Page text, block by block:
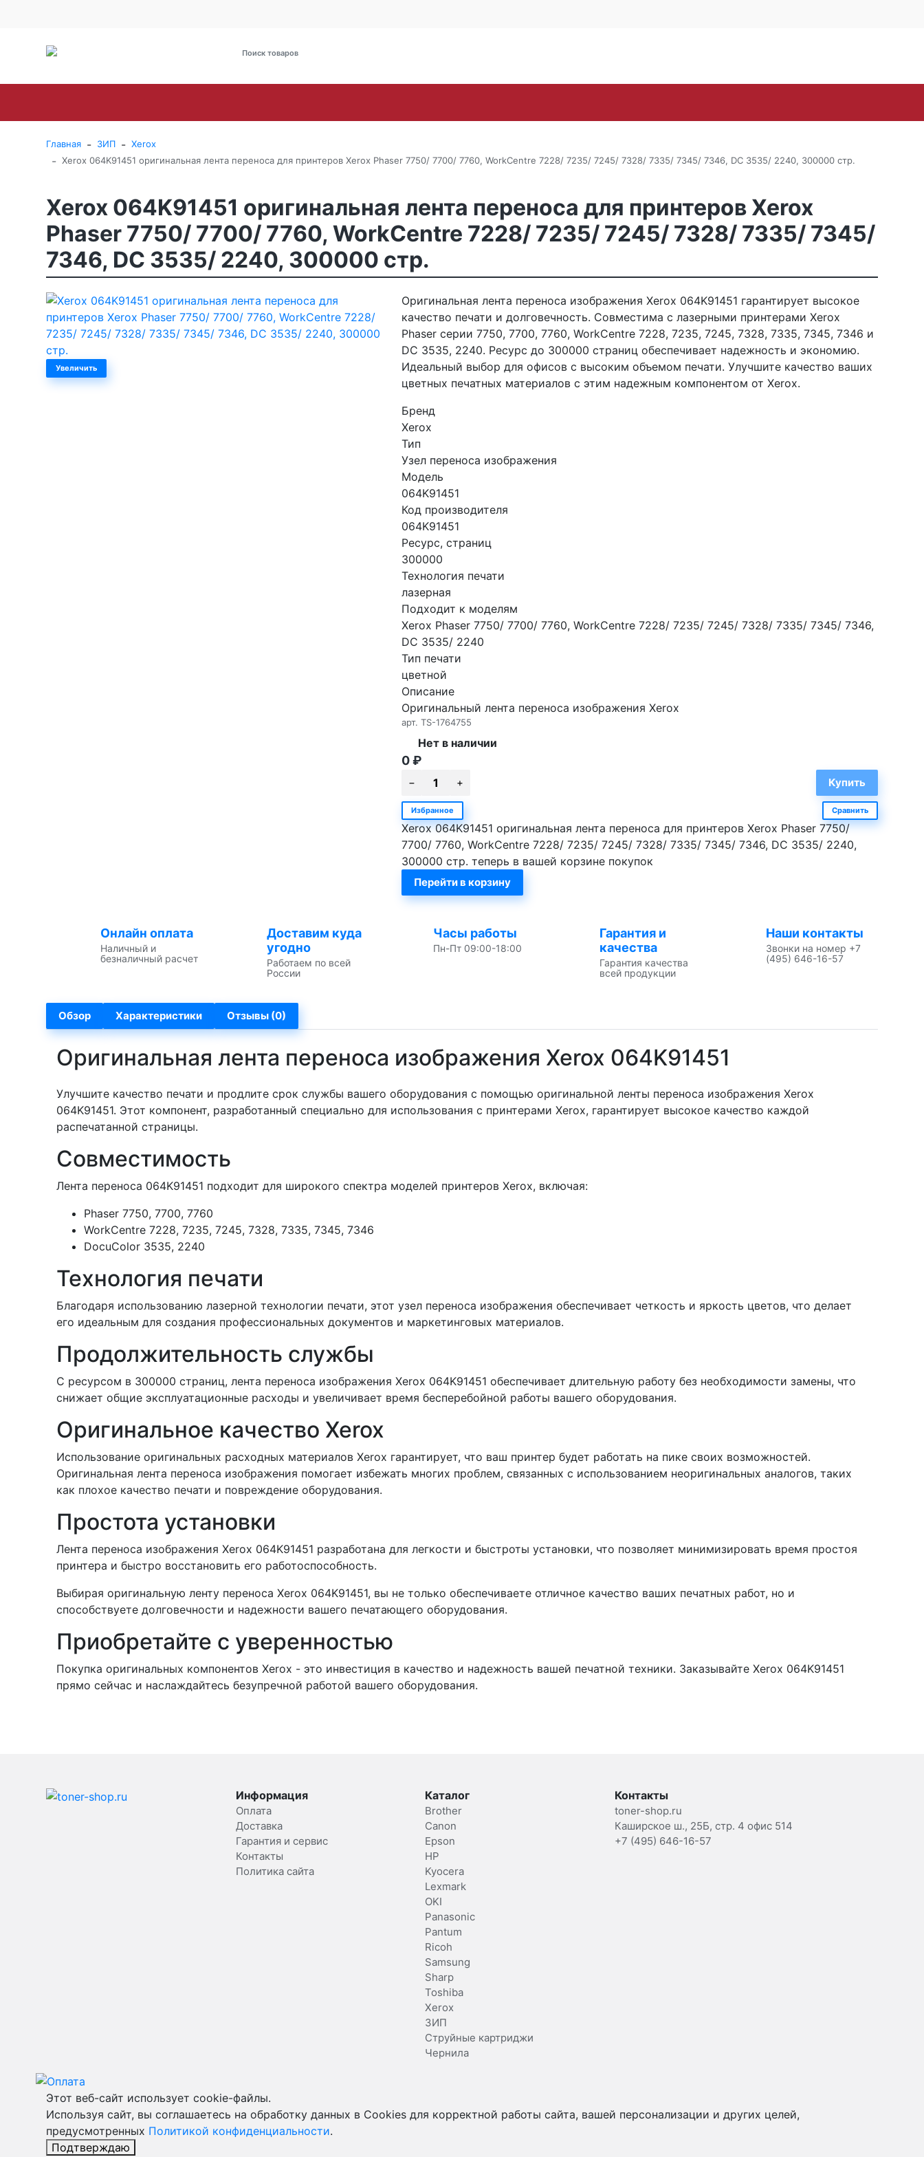
Главная - ЗИП - Xerox
- Xerox 064K91451 оригинальная лента переноса для принтеров Xerox Phaser 7750/ 7700/ 7760, WorkCentre 7228/ 7235/ 7245/ 7328/ 7335/ 7345/ 7346, DC 3535/ 2240, 300000 стр.
Xerox 064K91451 оригинальная лента переноса для принтеров Xerox
Phaser 7750/ 7700/ 7760, WorkCentre 7228/ 7235/ 7245/ 7328/ 7335/ 7345/
7346, DC 3535/ 2240, 300000 стр.
Увеличить
Оригинальная лента переноса изображения Xerox 064K91451 гарантирует высокое
качество печати и долговечность. Совместима с лазерными принтерами Xerox
Phaser серии 7750, 7700, 7760, WorkCentre 7228, 7235, 7245, 7328, 7335, 7345, 7346 и
DC 3535, 2240. Ресурс до 300000 страниц обеспечивает надежность и экономию.
Идеальный выбор для офисов с высоким объемом печати. Улучшите качество ваших
цветных печатных материалов с этим надежным компонентом от Xerox.
Бренд
Xerox
Тип
Узел переноса изображения
Модель
064K91451
Код производителя
064K91451
Ресурс, страниц
300000
Технология печати
лазерная
Подходит к моделям
Xerox Phaser 7750/ 7700/ 7760, WorkCentre 7228/ 7235/ 7245/ 7328/ 7335/ 7345/ 7346,
DC 3535/ 2240
Тип печати
цветной
Описание
Оригинальный лента переноса изображения Xerox
арт. TS-1764755
Нет в наличии
0₽
Избранное Сравнить
Xerox 064K91451 оригинальная лента переноса для принтеров Xerox Phaser 7750/
7700/ 7760, WorkCentre 7228/ 7235/ 7245/ 7328/ 7335/ 7345/ 7346, DC 3535/ 2240,
300000 стр. теперь в вашей корзине покупок
Перейти в корзину
Онлайн оплата
Наличный и
безналичный расчет
Доставим куда
угодно
Работаем по всей
России
Часы работы
Пн-Пт 09:00-18:00
Гарантия и
качества
Гарантия качества
всей продукции
Наши контакты
Звонки на номер +7
(495) 646-16-57
Обзор Характеристики Отзывы (0)
Оригинальная лента переноса изображения Xerox 064K91451
Улучшите качество печати и продлите срок службы вашего оборудования с помощью оригинальной ленты переноса изображения Xerox
064K91451. Этот компонент, разработанный специально для использования с принтерами Xerox, гарантирует высокое качество каждой
распечатанной страницы.
Совместимость
Лента переноса 064K91451 подходит для широкого спектра моделей принтеров Xerox, включая:
Phaser 7750, 7700, 7760
WorkCentre 7228, 7235, 7245, 7328, 7335, 7345, 7346
DocuColor 3535, 2240
Технология печати
Благодаря использованию лазерной технологии печати, этот узел переноса изображения обеспечивает четкость и яркость цветов, что делает
его идеальным для создания профессиональных документов и маркетинговых материалов.
Продолжительность службы
С ресурсом в 300000 страниц, лента переноса изображения Xerox 064K91451 обеспечивает длительную работу без необходимости замены, что
снижает общие эксплуатационные расходы и увеличивает время бесперебойной работы вашего оборудования.
Оригинальное качество Xerox
Использование оригинальных расходных материалов Xerox гарантирует, что ваш принтер будет работать на пике своих возможностей.
Оригинальная лента переноса изображения помогает избежать многих проблем, связанных с использованием неоригинальных аналогов, таких
как плохое качество печати и повреждение оборудования.
Простота установки
Лента переноса изображения Xerox 064K91451 разработана для легкости и быстроты установки, что позволяет минимизировать время простоя
принтера и быстро восстановить его работоспособность.
Выбирая оригинальную ленту переноса Xerox 064K91451, вы не только обеспечиваете отличное качество ваших печатных работ, но и
способствуете долговечности и надежности вашего печатающего оборудования.
Приобретайте с уверенностью
Покупка оригинальных компонентов Xerox - это инвестиция в качество и надежность вашей печатной техники. Заказывайте Xerox 064K91451
прямо сейчас и наслаждайтесь безупречной работой вашего оборудования.
Информация
Оплата
Доставка
Гарантия и сервис
Контакты
Политика сайта
Каталог
Brother
Canon
Epson
HP
Kyocera
Lexmark
OKI
Panasonic
Pantum
Ricoh
Samsung
Sharp
Toshiba
Xerox
ЗИП
Струйные картриджи
Чернила
Контакты
toner-shop.ru
Каширское ш., 25Б, стр. 4 офис 514
+7 (495) 646-16-57
Этот веб-сайт использует cookie-файлы.
Используя сайт, вы соглашаетесь на обработку данных в Cookies для корректной работы сайта, вашей персонализации и других целей,
предусмотренных Политикой конфиденциальности.
Подтверждаю